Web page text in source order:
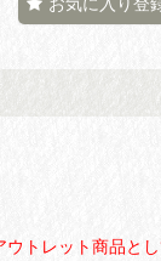
ウトレット商品と